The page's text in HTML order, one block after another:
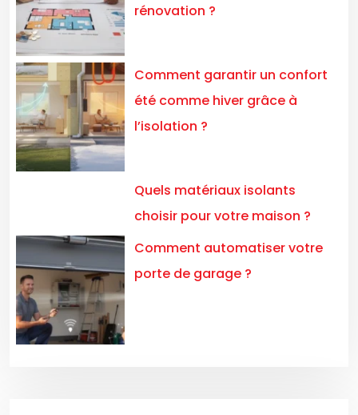
rénovation ?
Comment garantir un confort
été comme hiver grâce à
l’isolation ?
Quels matériaux isolants
choisir pour votre maison ?
Comment automatiser votre
porte de garage ?